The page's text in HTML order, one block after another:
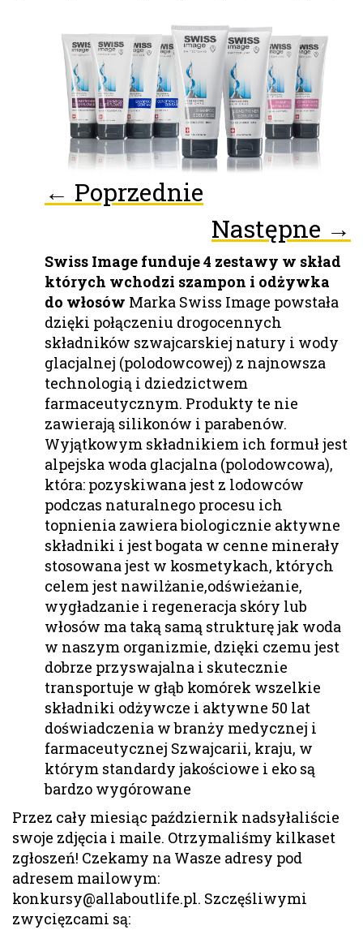
← Poprzednie
Następne →
Swiss Image funduje 4 zestawy w skład
których wchodzi szampon i odżywka
do włosów Marka Swiss Image powstała
dzięki połączeniu drogocennych
składników szwajcarskiej natury i wody
glacjalnej (polodowcowej) z najnowsza
technologią i dziedzictwem
farmaceutycznym. Produkty te nie
zawierają silikonów i parabenów.
Wyjątkowym składnikiem ich formuł jest
alpejska woda glacjalna (polodowcowa),
która: pozyskiwana jest z lodowców
podczas naturalnego procesu ich
topnienia zawiera biologicznie aktywne
składniki i jest bogata w cenne minerały
stosowana jest w kosmetykach, których
celem jest nawilżanie,odświeżanie,
wygładzanie i regeneracja skóry lub
włosów ma taką samą strukturę jak woda
w naszym organizmie, dzięki czemu jest
dobrze przyswajalna i skutecznie
transportuje w głąb komórek wszelkie
składniki odżywcze i aktywne 50 lat
doświadczenia w branży medycznej i
farmaceutycznej Szwajcarii, kraju, w
którym standardy jakościowe i eko są
bardzo wygórowane
Przez cały miesiąc październik nadsyłaliście
swoje zdjęcia i maile. Otrzymaliśmy kilkaset
zgłoszeń! Czekamy na Wasze adresy pod
adresem mailowym:
konkursy@allaboutlife.pl. Szczęśliwymi
zwycięzcami są: